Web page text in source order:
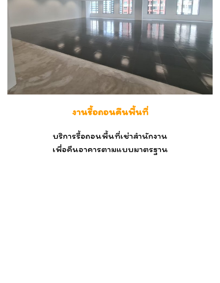
งานรื้อถอนคืนพื้นที่
บริการรื้อถอนพื้นที่เช่าสำนักงาน
เพื่อคืนอาคารตามแบบมาตรฐาน